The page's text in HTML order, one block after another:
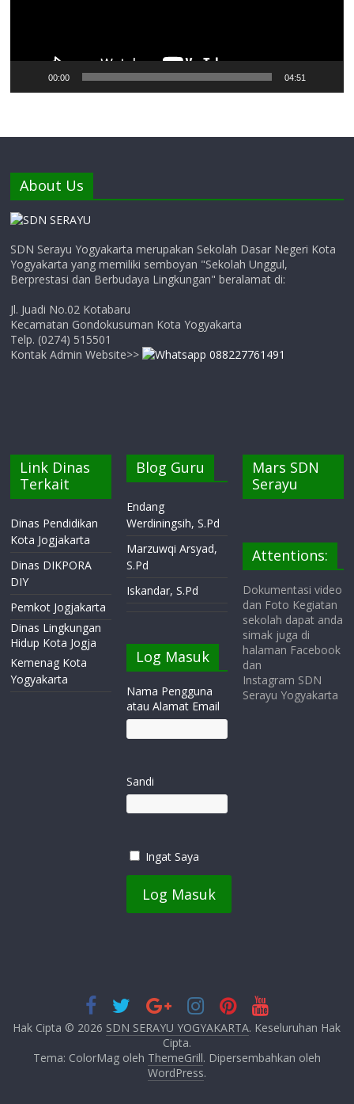
00:00 04:51
About Us
SDN Serayu Yogyakarta merupakan Sekolah Dasar Negeri Kota
Yogyakarta yang memiliki semboyan "Sekolah Unggul,
Berprestasi dan Berbudaya Lingkungan" beralamat di:
Jl. Juadi No.02 Kotabaru
Kecamatan Gondokusuman Kota Yogyakarta
Telp. (0274) 515501
Kontak Admin Website>>
Link Dinas
Terkait
Dinas Pendidikan
Kota Jogjakarta
Dinas DIKPORA
DIY
Pemkot Jogjakarta
Dinas Lingkungan
Hidup Kota Jogja
Kemenag Kota
Yogyakarta
Blog Guru
Endang
Werdiningsih, S.Pd
Marzuwqi Arsyad,
S.Pd
Iskandar, S.Pd
Log Masuk
Nama Pengguna
atau Alamat Email
Sandi
Ingat Saya
Mars SDN
Serayu
Attentions:
Dokumentasi video
dan Foto Kegiatan
sekolah dapat anda
simak juga di
halaman Facebook
dan
Instagram SDN
Serayu Yogyakarta
Hak Cipta © 2026 SDN SERAYU YOGYAKARTA. Keseluruhan Hak
Cipta.
Tema: ColorMag oleh ThemeGrill. Dipersembahkan oleh
WordPress.